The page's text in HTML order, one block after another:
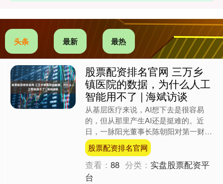
头条 最新 最热
股票配资排名官网 三万乡
镇医院的数据，为什么人工
智能用不了 | 海斌访谈
从基层医疗来说，AI想下去是很容易
的，但从那里产生AI还是挺难的。近
日，一脉阳光董事长陈朝阳对第一财经
记者表示。 中国有超过三万家乡镇卫
生院，每年诊疗人次超过1....
股票配资排名官网
查看：88 分类： 实盘股票配资平
台